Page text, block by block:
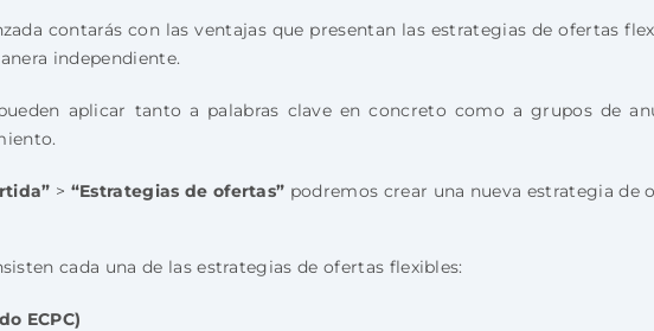
contarás con las ventajas que presentan las estrategias de ofertas
independiente.
aplicar tanto a palabras clave en concreto como a grupos de
> “Estrategias de ofertas” podremos crear una nueva estrategia de
cada una de las estrategias de ofertas flexibles:
ECPC)